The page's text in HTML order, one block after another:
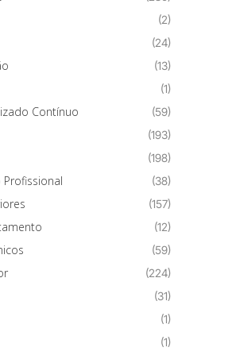
(2)
(24)
(13)
(1)
Contínuo (59)
(193)
(198)
(38)
(157)
(12)
(59)
(224)
(31)
(1)
(1)